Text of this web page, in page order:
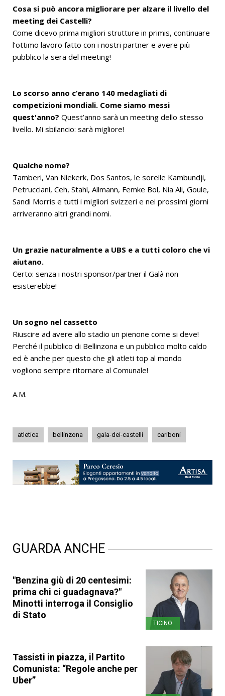
Cosa si può ancora migliorare per alzare il livello del
meeting dei Castelli?
Come dicevo prima migliori strutture in primis, continuare
l’ottimo lavoro fatto con i nostri partner e avere più
pubblico la sera del meeting!
Lo scorso anno c’erano 140 medagliati di
competizioni mondiali. Come siamo messi
quest'anno? Quest’anno sarà un meeting dello stesso
livello. Mi sbilancio: sarà migliore!
Qualche nome?
Tamberi, Van Niekerk, Dos Santos, le sorelle Kambundji,
Petrucciani, Ceh, Stahl, Allmann, Femke Bol, Nia Ali, Goule,
Sandi Morris e tutti i migliori svizzeri e nei prossimi giorni
arriveranno altri grandi nomi.
Un grazie naturalmente a UBS e a tutti coloro che vi
aiutano.
Certo: senza i nostri sponsor/partner il Galà non
esisterebbe!
Un sogno nel cassetto
Riuscire ad avere allo stadio un pienone come si deve!
Perché il pubblico di Bellinzona e un pubblico molto caldo
ed è anche per questo che gli atleti top al mondo
vogliono sempre ritornare al Comunale!
A.M.
atletica bellinzona gala-dei-castelli cariboni
GUARDA ANCHE
"Benzina giù di 20 centesimi:
prima chi ci guadagnava?"
Minotti interroga il Consiglio
di Stato
TICINO
Tassisti in piazza, il Partito
Comunista: “Regole anche per
Uber”